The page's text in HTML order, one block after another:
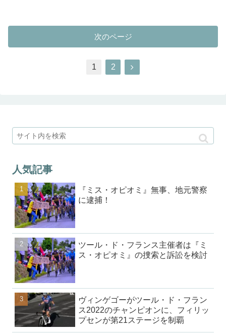
次のページ
1 2
人気記事
『ミス・オピオミ』無事、地元警察
に逮捕！
ツール・ド・フランス主催者は『ミ
ス・オピオミ』の捜索と訴訟を検討
ヴィンゲゴーがツール・ド・フラン
ス2022のチャンピオンに、フィリッ
プセンが第21ステージを制覇